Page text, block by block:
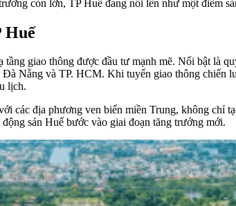
còn lớn, TP Huế đang nổi lên như một điểm
Huế
giao thông được đầu tư mạnh mẽ. Nổi bật là
Nẵng và TP. HCM. Khi tuyến giao thông chiến
lịch.
các địa phương ven biển miền Trung, không chỉ
sản Huế bước vào giai đoạn tăng trưởng mới.